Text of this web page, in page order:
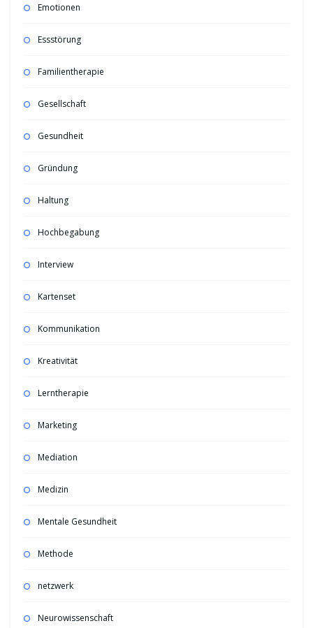
Emotionen
Essstörung
Familientherapie
Gesellschaft
Gesundheit
Gründung
Haltung
Hochbegabung
Interview
Kartenset
Kommunikation
Kreativität
Lerntherapie
Marketing
Mediation
Medizin
Mentale Gesundheit
Methode
netzwerk
Neurowissenschaft